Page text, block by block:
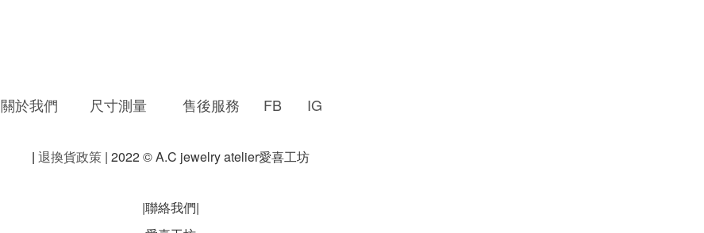
關於我們 尺寸測量 售後服務 FB IG
| 退換貨政策 | 2022 © A.C jewelry atelier愛喜工坊
|聯絡我們|